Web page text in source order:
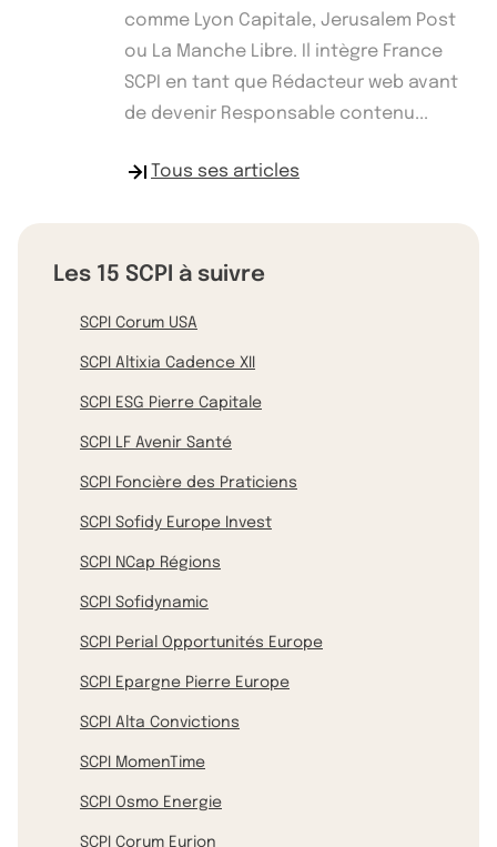
comme Lyon Capitale, Jerusalem Post
ou La Manche Libre. Il intègre France
SCPI en tant que Rédacteur web avant
de devenir Responsable contenu...
Tous ses articles
Les 15 SCPI à suivre
SCPI Corum USA
SCPI Altixia Cadence XII
SCPI ESG Pierre Capitale
SCPI LF Avenir Santé
SCPI Foncière des Praticiens
SCPI Sofidy Europe Invest
SCPI NCap Régions
SCPI Sofidynamic
SCPI Perial Opportunités Europe
SCPI Epargne Pierre Europe
SCPI Alta Convictions
SCPI MomenTime
SCPI Osmo Energie
SCPI Corum Eurion